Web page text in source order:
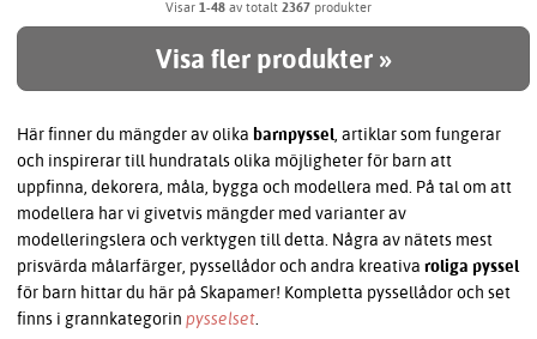
Visar 1-48 av totalt 2367 produkter
Visa fler produkter »
Här finner du mängder av olika barnpyssel, artiklar som fungerar
och inspirerar till hundratals olika möjligheter för barn att
uppfinna, dekorera, måla, bygga och modellera med. På tal om att
modellera har vi givetvis mängder med varianter av
modelleringslera och verktygen till detta. Några av nätets mest
prisvärda målarfärger, pyssellådor och andra kreativa roliga pyssel
för barn hittar du här på Skapamer! Kompletta pyssellådor och set
finns i grannkategorin pysselset.